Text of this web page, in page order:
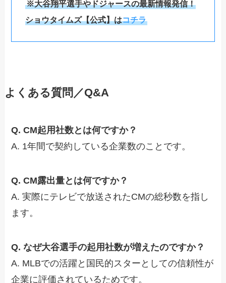
※大谷翔平選手やドジャースの最新情報発信！
ショウタイムズ【公式】はコチラ
よくある質問／Q&A
Q. CM起用社数とは何ですか？
A. 1年間で契約している企業数のことです。
Q. CM露出量とは何ですか？
A. 実際にテレビで放送されたCMの総秒数を指し
ます。
Q. なぜ大谷選手の起用社数が増えたのですか？
A. MLBでの活躍と国民的スターとしての信頼性が
企業に評価されているためです。